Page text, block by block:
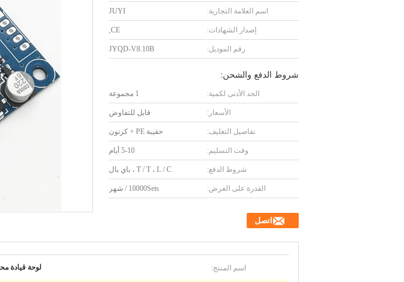
اسم العلامة التجارية: JUYI
إصدار الشهادات: CE,
رقم الموديل: JYQD-V8.10B
شروط الدفع والشحن:
الحد الأدنى لكمية: 1 مجموعة
الأسعار: قابل للتفاوض
تفاصيل التغليف: حقيبة PE + كرتون
وقت التسليم: 5-10 أيام
شروط الدفع: T / T ، L / C ، باي بال
القدرة على العرض: 10000Sets / شهر
اتصل
اسم المنتج: لوحة قيادة